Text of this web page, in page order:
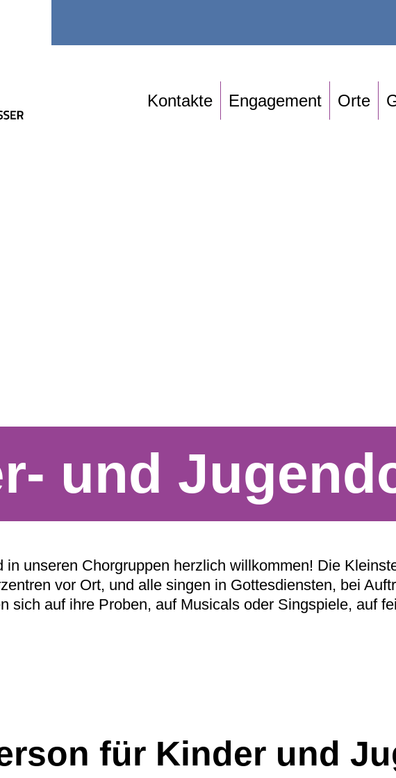
Kontakte Engagement Orte
und
in unseren Chorgruppen herzlich willkommen! Die
vor Ort, und alle singen in Gottesdiensten, bei
sich auf ihre Proben, auf Musicals oder Singspiele, auf
für Kinder und